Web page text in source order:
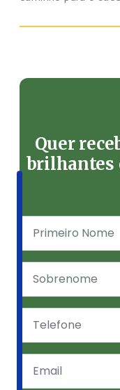
Quer
brilhantes